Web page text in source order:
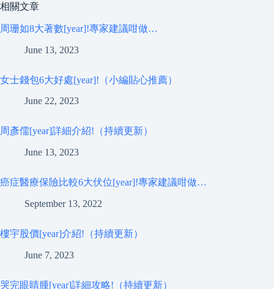
相關文章
周珊如8大著數[year]!專家建議咁做…
June 13, 2023
女士錢包6大好處[year]!（小編貼心推薦）
June 22, 2023
周彥儒[year]詳細介紹!（持續更新）
June 13, 2023
癌症醫療保險比較6大伏位[year]!專家建議咁做…
September 13, 2022
樓宇股價[year]介紹!（持續更新）
June 7, 2023
哭完眼睛腫[year]詳細攻略!（持續更新）